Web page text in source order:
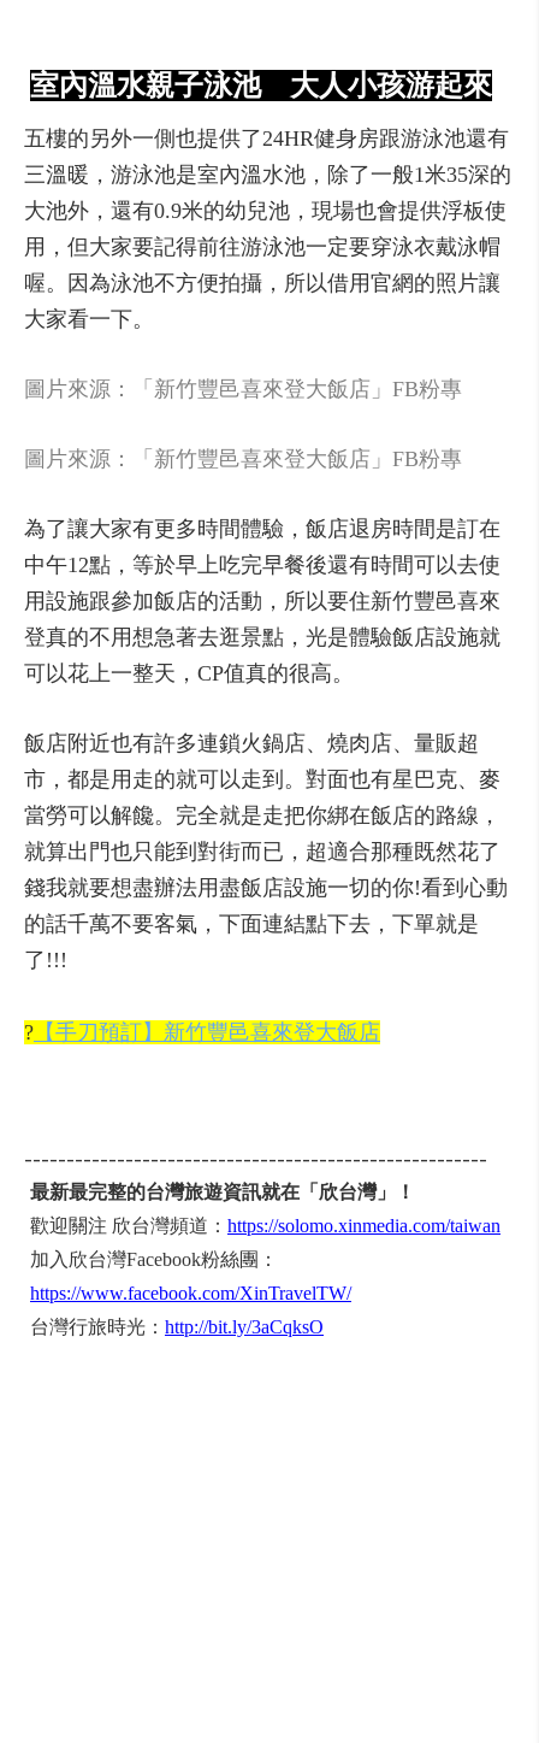
室內溫水親子泳池 大人小孩游起來
五樓的另外一側也提供了24HR健身房跟游泳池還有
三溫暖，游泳池是室內溫水池，除了一般1米35深的
大池外，還有0.9米的幼兒池，現場也會提供浮板使
用，但大家要記得前往游泳池一定要穿泳衣戴泳帽
喔。因為泳池不方便拍攝，所以借用官網的照片讓
大家看一下。
圖片來源：「新竹豐邑喜來登大飯店」FB粉專
圖片來源：「新竹豐邑喜來登大飯店」FB粉專
為了讓大家有更多時間體驗，飯店退房時間是訂在
中午12點，等於早上吃完早餐後還有時間可以去使
用設施跟參加飯店的活動，所以要住新竹豐邑喜來
登真的不用想急著去逛景點，光是體驗飯店設施就
可以花上一整天，CP值真的很高。
飯店附近也有許多連鎖火鍋店、燒肉店、量販超
市，都是用走的就可以走到。對面也有星巴克、麥
當勞可以解饞。完全就是走把你綁在飯店的路線，
就算出門也只能到對街而已，超適合那種既然花了
錢我就要想盡辦法用盡飯店設施一切的你!看到心動
的話千萬不要客氣，下面連結點下去，下單就是
了!!!
? 【手刀預訂】新竹豐邑喜來登大飯店
-------------------------------------------------------
最新最完整的台灣旅遊資訊就在「欣台灣」！
歡迎關注 欣台灣頻道： https://solomo.xinmedia.com/taiwan
加入欣台灣Facebook粉絲團：
https://www.facebook.com/XinTravelTW/
台灣行旅時光： http://bit.ly/3aCqksO